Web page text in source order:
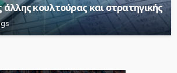
άλλης κουλτούρας και στρατηγικής